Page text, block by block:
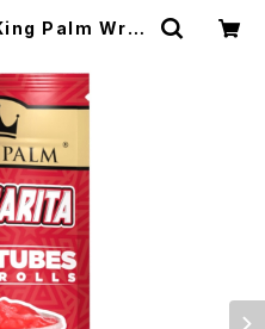
Palm Wra
ラップ/Blunts ブ
| 420shibuy